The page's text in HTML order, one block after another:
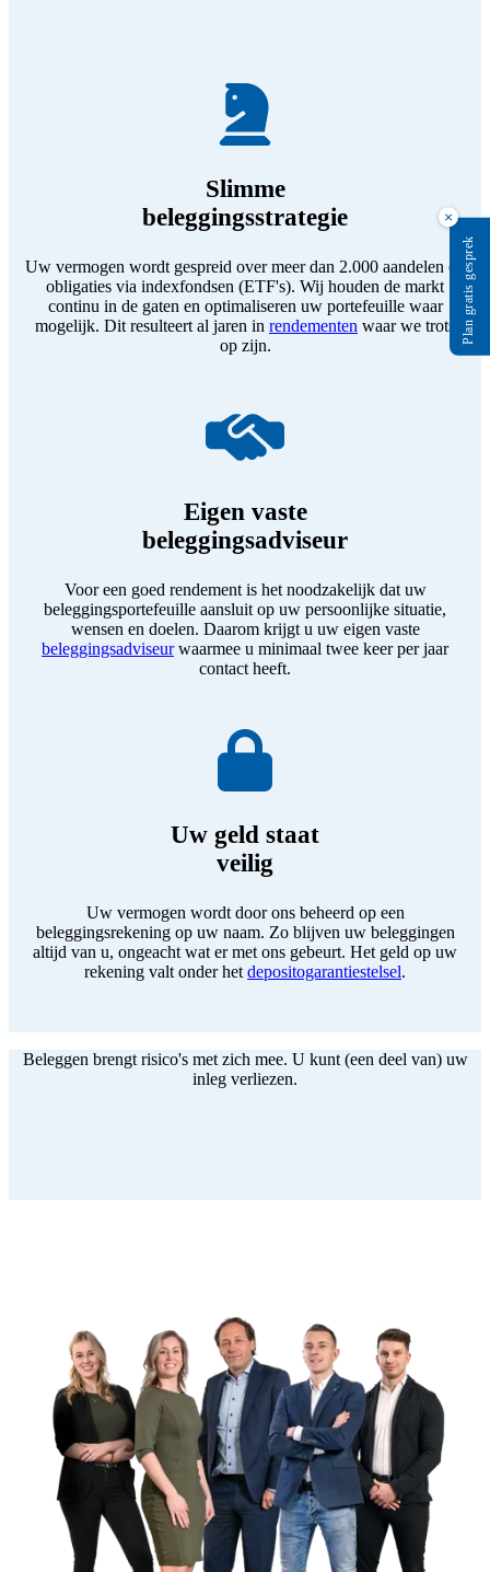
Slimme
beleggingsstrategie
Uw vermogen wordt gespreid over meer dan 2.000 aandelen en
obligaties via indexfondsen (ETF's). Wij houden de markt
continu in de gaten en optimaliseren uw portefeuille waar
mogelijk. Dit resulteert al jaren in rendementen waar we trots
op zijn.
Eigen vaste
beleggingsadviseur
Voor een goed rendement is het noodzakelijk dat uw
beleggingsportefeuille aansluit op uw persoonlijke situatie,
wensen en doelen. Daarom krijgt u uw eigen vaste
beleggingsadviseurwaarmee u minimaal twee keer per jaar
contact heeft.
Uw geld staat
veilig
Uw vermogen wordt door ons beheerd op een
beleggingsrekening op uw naam. Zo blijven uw beleggingen
altijd van u, ongeacht wat er met ons gebeurt. Het geld op uw
rekening valt onder het depositogarantiestelsel.
Beleggen brengt risico's met zich mee. U kunt (een deel van) uw
inleg verliezen.
×
Plan gratis gesprek